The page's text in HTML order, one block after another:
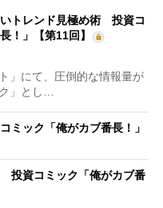
いトレンド見極め術 投資コ
！」【第11回】
」にて、圧倒的な情報量が
」とし…
ック「俺がカブ番長！」
投資コミック「俺がカブ番